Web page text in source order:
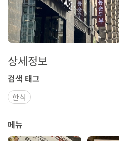
상세정보
검색 태그
한식
메뉴